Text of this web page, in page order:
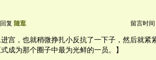
回复 随逛 留言时间
进宫，也就稍微挣扎小反抗了一下子，然后就紧
成为那个圈子中最为光鲜的一员。】